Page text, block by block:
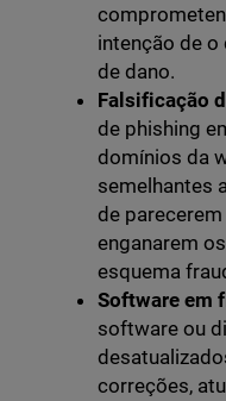
intenção de
de dano.
Falsificação
de phishing
domínios da
semelhantes
de
enganarem
esquema
Software em
software ou
correções,